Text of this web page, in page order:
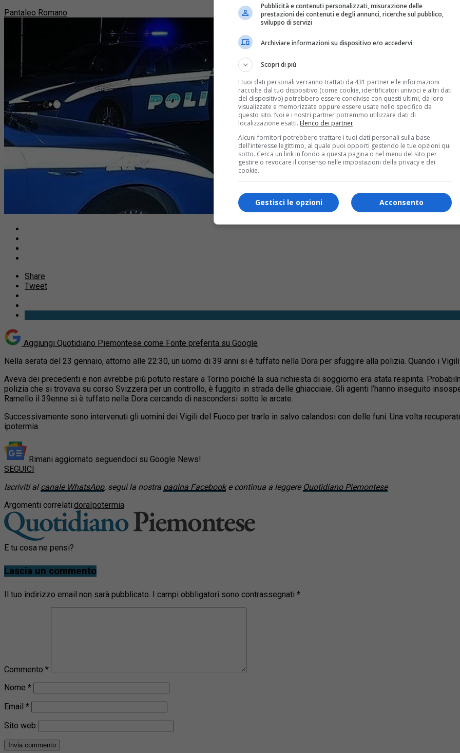
Pantaleo Romano
Share
Tweet
Aggiungi Quotidiano Piemontese come Fonte preferita su Google
Nella serata del 23 gennaio, attorno alle 22:30, un uomo di 39 anni si è tuffato nella Dora per sfuggire alla polizia. Quando i
Aveva dei precedenti e non avrebbe più potuto restare a Torino poiché la sua richiesta di soggiorno era stata respinta.
polizia che si trovava su corso Svizzera per un controllo, è fuggito in strada delle ghiacciaie. Gli agenti l’hanno inseguito
Ramello il 39enne si è tuffato nella Dora cercando di nascondersi sotto le arcate.
Successivamente sono intervenuti gli uomini dei Vigili del Fuoco per trarlo in salvo calandosi con delle funi. Una volta
ipotermia.
Rimani aggiornato seguendoci su Google News!
SEGUICI
Iscriviti alcanale WhatsApp, segui la nostra pagina Facebooke continua a leggere Quotidiano Piemontese
Argomenti correlati:doraIpotermia
E tu cosa ne pensi?
Lascia un commento
Il tuo indirizzo email non sarà pubblicato. I campi obbligatori sono contrassegnati *
Commento *
Nome *
Email *
Sito web
Pubblicità e contenuti personalizzati, misurazione delle
prestazioni dei contenuti e degli annunci, ricerche sul pubblico,
sviluppo di servizi
Archiviare informazioni su dispositivo e/o accedervi
Scopri di più
I tuoi dati personali verranno trattati da 431 partner e le informazioni
raccolte dal tuo dispositivo (come cookie, identificatori univoci e altri dati
del dispositivo) potrebbero essere condivise con questi ultimi, da loro
visualizzate e memorizzate oppure essere usate nello specifico da
questo sito. Noi e i nostri partner potremmo utilizzare dati di
localizzazione esatti. Elenco dei partner.
Alcuni fornitori potrebbero trattare i tuoi dati personali sulla base
dell'interesse legittimo, al quale puoi opporti gestendo le tue opzioni qui
sotto. Cerca un link in fondo a questa pagina o nel menu del sito per
gestire o revocare il consenso nelle impostazioni della privacy e dei
cookie.
Acconsento
Gestisci le opzioni